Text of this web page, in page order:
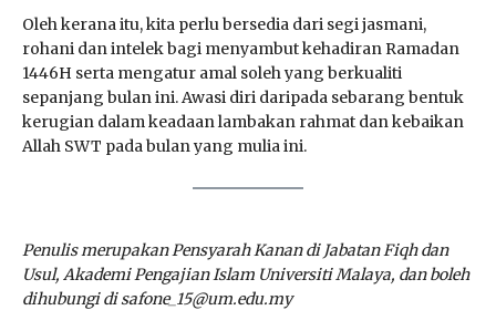
Oleh kerana itu, kita perlu bersedia dari segi jasmani,
rohani dan intelek bagi menyambut kehadiran Ramadan
1446H serta mengatur amal soleh yang berkualiti
sepanjang bulan ini. Awasi diri daripada sebarang bentuk
kerugian dalam keadaan lambakan rahmat dan kebaikan
Allah SWT pada bulan yang mulia ini.
Penulis merupakan Pensyarah Kanan di Jabatan Fiqh dan
Usul, Akademi Pengajian Islam Universiti Malaya, dan boleh
dihubungi di safone_15@um.edu.my